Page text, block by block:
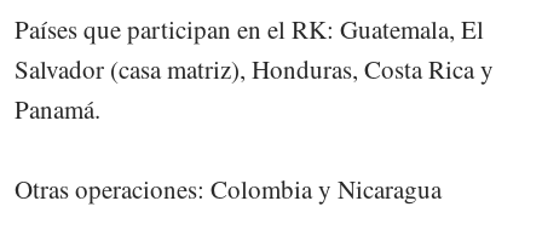
Países que participan en el RK: Guatemala, El
Salvador (casa matriz), Honduras, Costa Rica y
Panamá.
Otras operaciones: Colombia y Nicaragua